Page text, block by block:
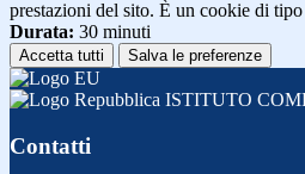
prestazioni del sito. È un cookie di
Durata: 30 minuti
Accetta tutti Salva le preferenze
ISTITUTO
Contatti